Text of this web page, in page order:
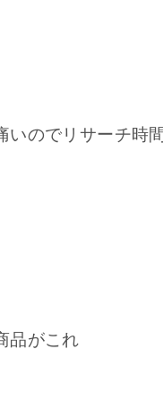
いのでリサーチ時
品がこれ